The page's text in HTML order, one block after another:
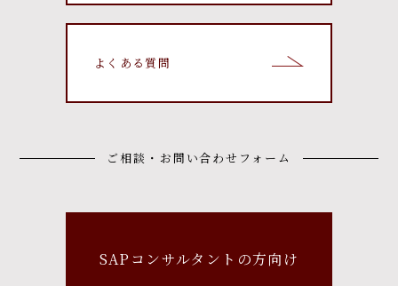
よくある質問
ご相談・お問い合わせフォーム
SAPコンサルタントの方向け